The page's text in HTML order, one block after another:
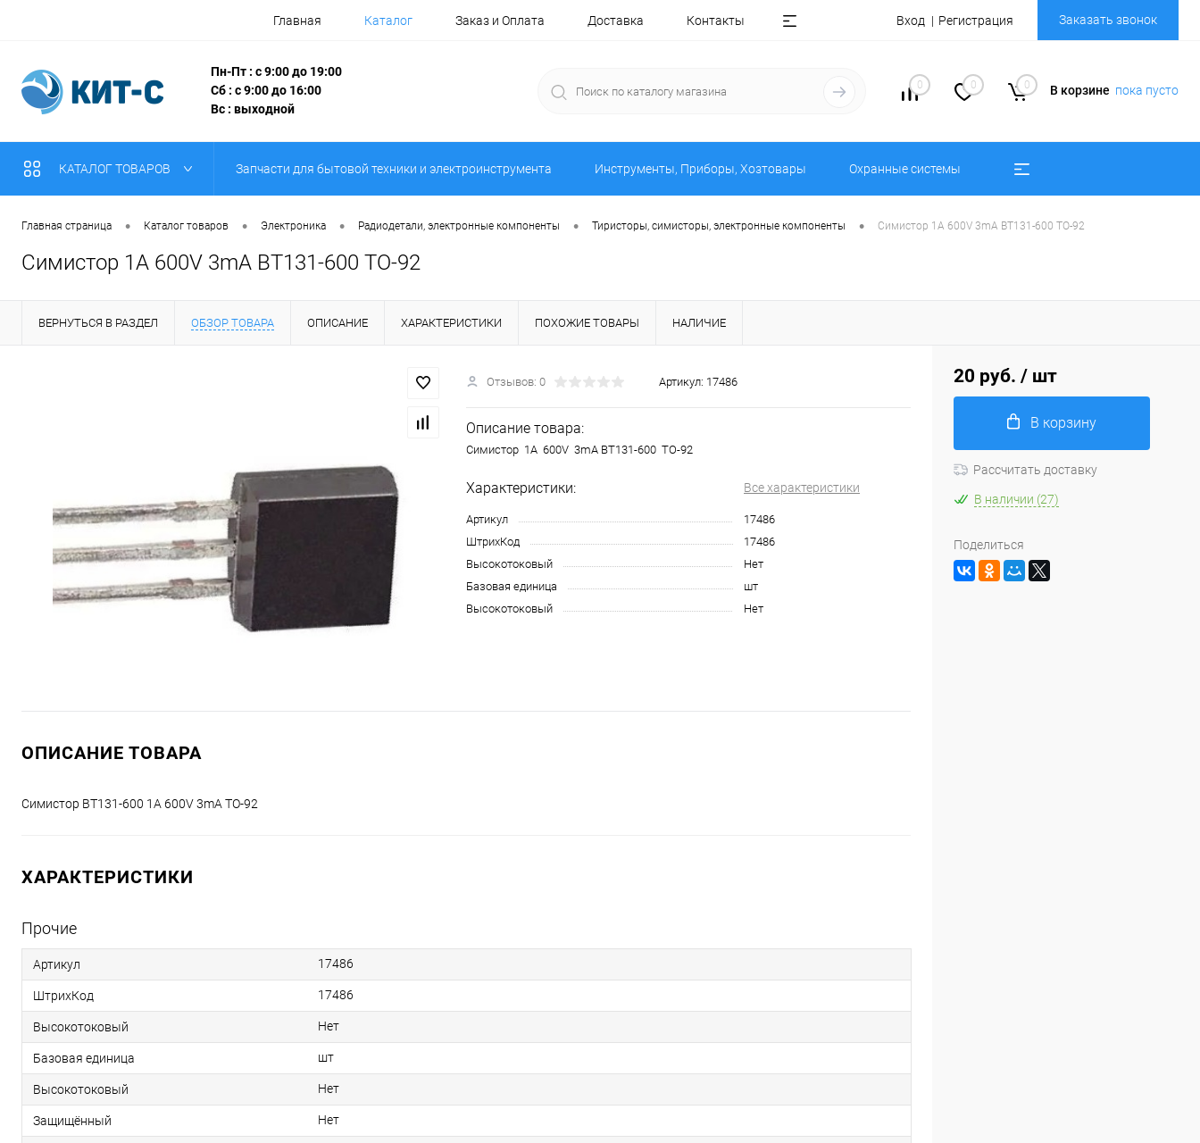
Главная Каталог Заказ и Оплата Доставка Контакты Вход Регистрация Заказать звонок
Пн-Пт : с 9:00 до 19:00
Сб : с 9:00 до 16:00
Вс : выходной
0 0 0 В корзине пока пусто
КАТАЛОГ ТОВАРОВ Запчасти для бытовой техники и электроинструмента Инструменты, Приборы, Хозтовары Охранные системы
Главная страница • Каталог товаров • Электроника • Радиодетали, электронные компоненты • Тиристоры, симисторы, электронные компоненты • Симистор 1A 600V 3mA BT131-600 TO-92
Симистор 1A 600V 3mA BT131-600 TO-92
ВЕРНУТЬСЯ В РАЗДЕЛ ОБЗОР ТОВАРА ОПИСАНИЕ ХАРАКТЕРИСТИКИ ПОХОЖИЕ ТОВАРЫ НАЛИЧИЕ
Отзывов: 0 Артикул: 17486
Описание товара:
Симистор 1A 600V 3mA BT131-600 TO-92
Характеристики: Все характеристики
Артикул
17486
ШтрихКод
17486
Высокотоковый
Нет
Базовая единица
шт
Высокотоковый
Нет
ОПИСАНИЕ ТОВАРА
Симистор BT131-600 1A 600V 3mA TO-92
ХАРАКТЕРИСТИКИ
Прочие
Артикул 17486
ШтрихКод 17486
Высокотоковый Нет
Базовая единица шт
Высокотоковый Нет
Защищённый Нет
20 руб. / шт
В корзину
Рассчитать доставку
В наличии (27)
Поделиться